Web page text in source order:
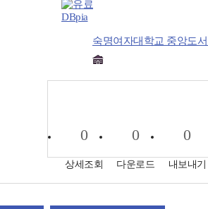
DBpia
숙명여자대학교 중앙도
0
상세조회
0
다운로드
0
내보내기